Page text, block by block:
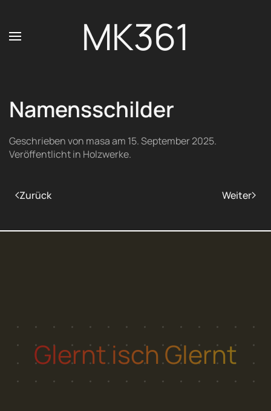
Zum Hauptinhalt springen
MK361
Namensschilder
Geschrieben von masaam 15. September 2025.
Veröffentlicht in Holzwerke.
Zurück Weiter
Glernt ischGlernt